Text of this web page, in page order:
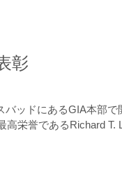
彰
ッドにあるGIA本部
栄誉であるRichard T.